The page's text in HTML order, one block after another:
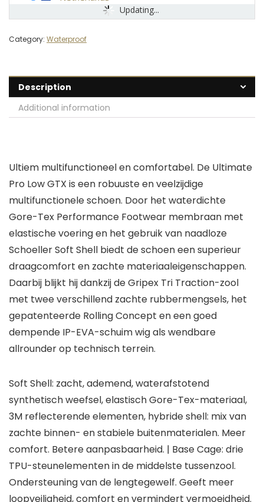
Updating...
Category: Waterproof
Description
Additional information
Ultiem multifunctioneel en comfortabel. De Ultimate
Pro Low GTX is een robuuste en veelzijdige
multifunctionele schoen. Door het waterdichte
Gore-Tex Performance Footwear membraan met
elastische voering en het gebruik van naadloze
Schoeller Soft Shell biedt de schoen een superieur
draagcomfort en zachte materiaaleigenschappen.
Daarbij blijkt hij dankzij de Gripex Tri Traction-zool
met twee verschillend zachte rubbermengsels, het
gepatenteerde Rolling Concept en een goed
dempende IP-EVA-schuim wig als wendbare
allrounder op technisch terrein.
Soft Shell: zacht, ademend, waterafstotend
synthetisch weefsel, elastisch Gore-Tex-materiaal,
3M reflecterende elementen, hybride shell: mix van
zachte binnen- en stabiele buitenmaterialen. Meer
comfort. Betere aanpasbaarheid. | Base Cage: drie
TPU-steunelementen in de middelste tussenzool.
Ondersteuning van de lengtegewelf. Geeft meer
loopveiligheid, comfort en vermindert vermoeidheid.